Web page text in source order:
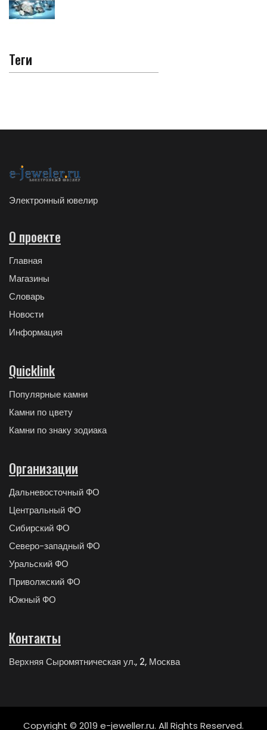
Теги
Электронный ювелир
О проекте
Главная
Магазины
Словарь
Новости
Информация
Quicklink
Популярные камни
Камни по цвету
Камни по знаку зодиака
Организации
Дальневосточный ФО
Центральный ФО
Сибирский ФО
Северо-западный ФО
Уральский ФО
Приволжский ФО
Южный ФО
Контакты
Верхняя Сыромятническая ул., 2, Москва
Copyright © 2019 e-jeweller.ru. All Rights Reserved.